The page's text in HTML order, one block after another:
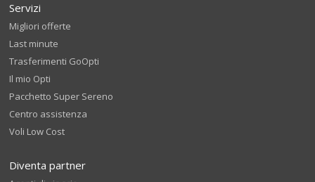
Servizi
Migliori offerte
Last minute
Trasferimenti GoOpti
Il mio Opti
Pacchetto Super Sereno
Centro assistenza
Voli Low Cost
Diventa partner